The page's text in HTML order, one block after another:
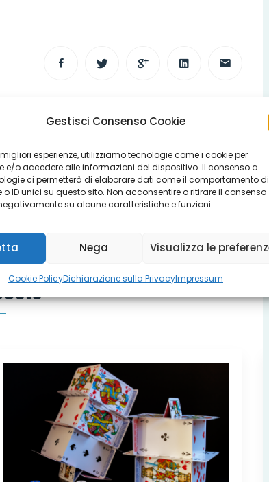
Gestisci Consenso Cookie
migliori esperienze, utilizziamo tecnologie come i cookie per
e/o accedere alle informazioni del dispositivo. Il consenso a
ci permetterà di elaborare dati come il comportamento di
ID unici su questo sito. Non acconsentire o ritirare il consenso
su alcune caratteristiche e funzioni.
Nega Visualizza le
Cookie PolicyDichiarazione sulla PrivacyImpressum
Nuovo bando di accreditamento
servizio mediazione